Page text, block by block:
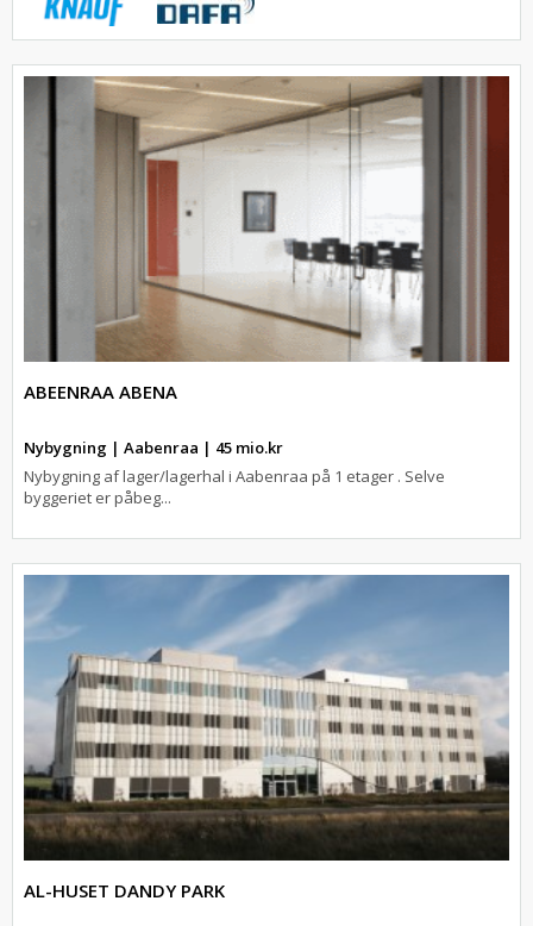
ABEENRAA ABENA
Nybygning | Aabenraa | 45 mio.kr
Nybygning af lager/lagerhal i Aabenraa på 1 etager . Selve
byggeriet er påbeg...
AL-HUSET DANDY PARK